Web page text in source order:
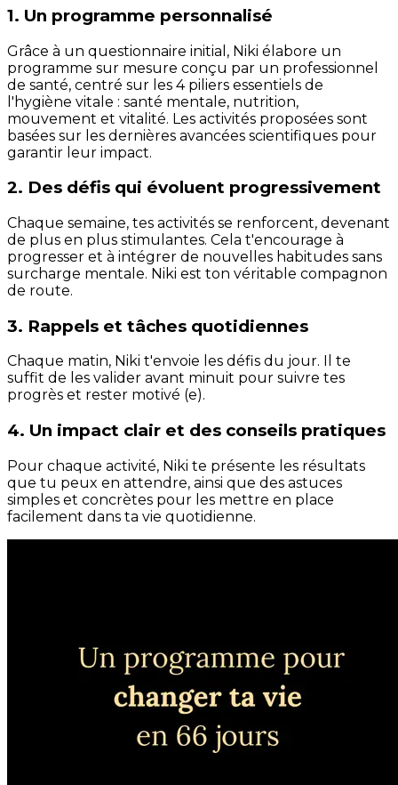
1. Un programme personnalisé
Grâce à un questionnaire initial, Niki élabore un
programme sur mesure conçu par un professionnel
de santé, centré sur les 4 piliers essentiels de
l'hygiène vitale : santé mentale, nutrition,
mouvement et vitalité. Les activités proposées sont
basées sur les dernières avancées scientifiques pour
garantir leur impact.
2. Des défis qui évoluent progressivement
Chaque semaine, tes activités se renforcent, devenant
de plus en plus stimulantes. Cela t'encourage à
progresser et à intégrer de nouvelles habitudes sans
surcharge mentale. Niki est ton véritable compagnon
de route.
3. Rappels et tâches quotidiennes
Chaque matin, Niki t'envoie les défis du jour. Il te
suffit de les valider avant minuit pour suivre tes
progrès et rester motivé (e).
4. Un impact clair et des conseils pratiques
Pour chaque activité, Niki te présente les résultats
que tu peux en attendre, ainsi que des astuces
simples et concrètes pour les mettre en place
facilement dans ta vie quotidienne.